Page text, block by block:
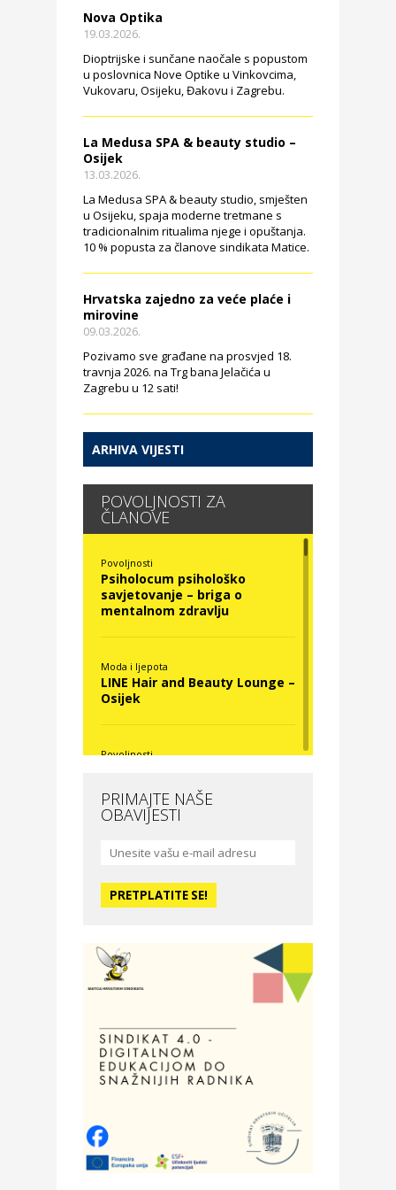
Nova Optika
19.03.2026.
Dioptrijske i sunčane naočale s popustom
u poslovnica Nove Optike u Vinkovcima,
Vukovaru, Osijeku, Đakovu i Zagrebu.
La Medusa SPA & beauty studio –
Osijek
13.03.2026.
La Medusa SPA & beauty studio, smješten
u Osijeku, spaja moderne tretmane s
tradicionalnim ritualima njege i opuštanja.
10 % popusta za članove sindikata Matice.
Hrvatska zajedno za veće plaće i
mirovine
09.03.2026.
Pozivamo sve građane na prosvjed 18.
travnja 2026. na Trg bana Jelačića u
Zagrebu u 12 sati!
ARHIVA VIJESTI
POVOLJNOSTI ZA
ČLANOVE
Povoljnosti
Psiholocum psihološko
savjetovanje – briga o
mentalnom zdravlju
Moda i ljepota
LINE Hair and Beauty Lounge –
Osijek
Povoljnosti
Moda i ljepota
studio – Osijek
Zdravlje i osiguranje
Odmor
Villa Baranja – popust na
smještaj
Povoljnosti
Optika Adrialeće – online i
fizičke optike
PRIMAJTE NAŠE
OBAVIJESTI